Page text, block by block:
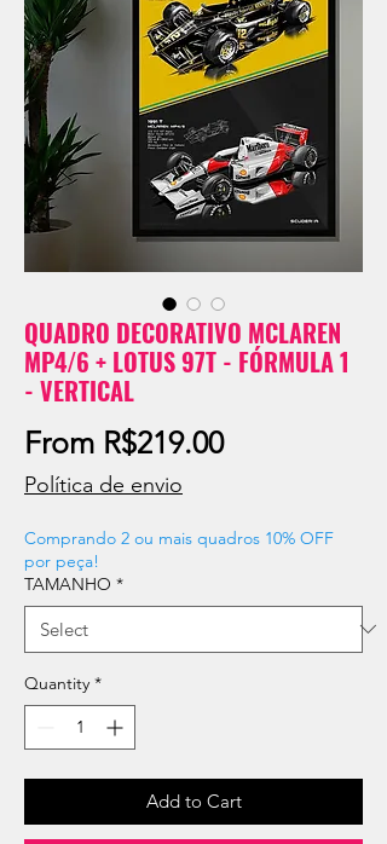
QUADRO DECORATIVO MCLAREN
MP4/6 + LOTUS 97T - FÓRMULA 1
- VERTICAL
From R$219.00Sale
Política de envio
Comprando 2 ou mais quadros 10% OFF
por peça!
TAMANHO *
Quantity *
Add to Cart